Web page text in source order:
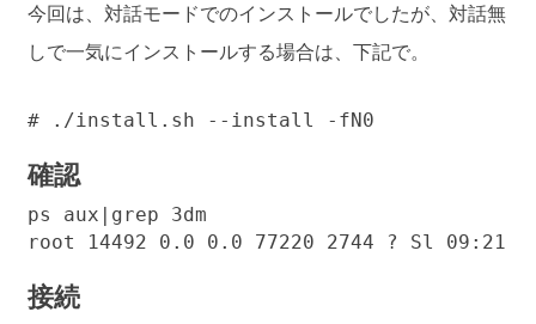
今回は、対話モードでのインストールでしたが、対話無
しで一気にインストールする場合は、下記で。
# ./install.sh --install -fN0
確認
ps aux|grep 3dm
接続